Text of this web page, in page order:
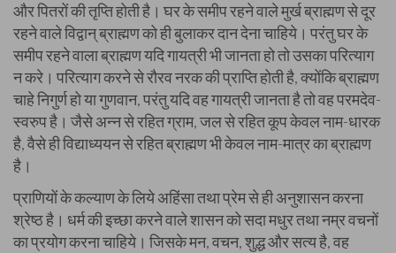
और पितरों की तृप्ति होती है। घर के समीप रहने वाले मुर्ख ब्राह्मण से दूर
रहने वाले विद्वान् ब्राह्मण को ही बुलाकर दान देना चाहिये। परंतु घर के
समीप रहने वाला ब्राह्मण यदि गायत्री भी जानता हो तो उसका परित्याग
न करे। परित्याग करने से रौरव नरक की प्राप्ति होती है, क्योंकि ब्राह्मण
चाहे निगुर्ण हो या गुणवान, परंतु यदि वह गायत्री जानता है तो वह परमदेव-
स्वरुप है। जैसे अन्न से रहित ग्राम, जल से रहित कूप केवल नाम-धारक
है, वैसे ही विद्याध्ययन से रहित ब्राह्मण भी केवल नाम-मात्र का ब्राह्मण
है।
प्राणियों के कल्याण के लिये अहिंसा तथा प्रेम से ही अनुशासन करना
श्रेष्ठ है। धर्म की इच्छा करने वाले शासन को सदा मधुर तथा नम्र वचनों
का प्रयोग करना चाहिये। जिसके मन, वचन, शुद्ध और सत्य है, वह